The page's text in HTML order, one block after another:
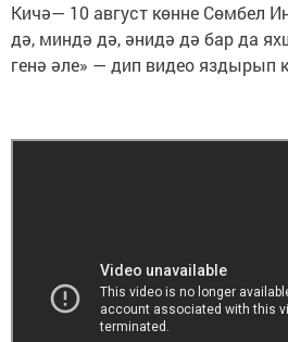
Кичә— 10 август көнне Сөмбел
дә, миндә дә, әнидә дә бар да
генә әле» — дип видео яздырып